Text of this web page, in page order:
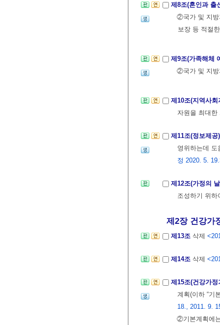
제8조(혼인과 출
②국가 및 지방
보장 등 적절
제9조(가족해체
②국가 및 지방
제10조(지역사
자원을 최대한
제11조(정보제
영위하는데
정 2020. 5.
제12조(가정의
조성하기 위
제2장 건강가
제13조 삭제
제14조 삭제
제15조(건강가
계획(이하 “기
18., 2011. 9.
②기본계획에